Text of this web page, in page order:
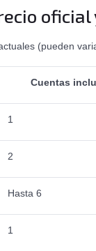
(pueden
Cuentas
1
2
Hasta 6
1